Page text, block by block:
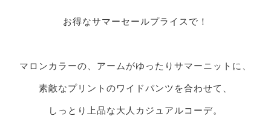
お得なサマーセールプライスで！
マロンカラーの、アームがゆったりサマーニットに、
素敵なプリントのワイドパンツを合わせて、
しっとり上品な大人カジュアルコーデ。